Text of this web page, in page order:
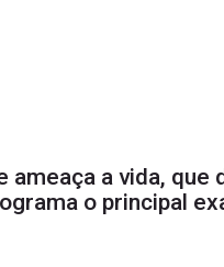
ameaça a vida, que
o principal